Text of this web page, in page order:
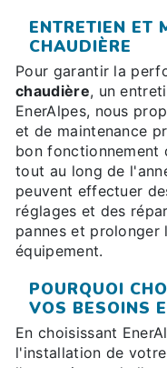
ENTRETIEN ET
CHAUDIÈRE
Pour garantir la
chaudière, un
EnerAlpes, nous
et de maintenance
bon fonctionnement
tout au long de
peuvent effectuer
réglages et des
pannes et
équipement.
POURQUOI
VOS BESOINS
En choisissant
l'installation de votre